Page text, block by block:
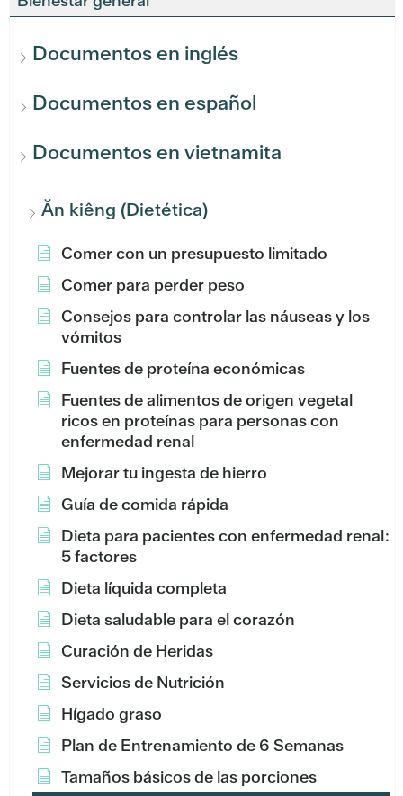
Documentos en inglés
Documentos en español
Documentos en vietnamita
Ăn kiêng (Dietética)
Comer con un presupuesto limitado
Comer para perder peso
Consejos para controlar las náuseas y los
vómitos
Fuentes de proteína económicas
Fuentes de alimentos de origen vegetal
ricos en proteínas para personas con
enfermedad renal
Mejorar tu ingesta de hierro
Guía de comida rápida
Dieta para pacientes con enfermedad renal:
5 factores
Dieta líquida completa
Dieta saludable para el corazón
Curación de Heridas
Servicios de Nutrición
Hígado graso
Plan de Entrenamiento de 6 Semanas
Tamaños básicos de las porciones